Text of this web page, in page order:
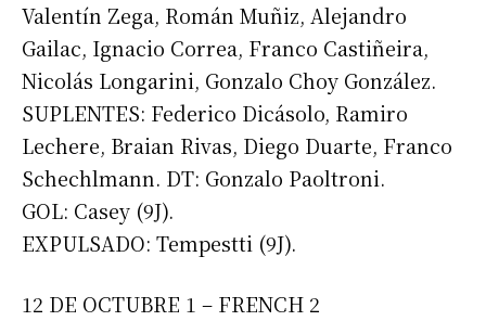
Valentín Zega, Román Muñiz, Alejandro
Gailac, Ignacio Correa, Franco Castiñeira,
Nicolás Longarini, Gonzalo Choy González.
SUPLENTES: Federico Dicásolo, Ramiro
Lechere, Braian Rivas, Diego Duarte, Franco
Schechlmann. DT: Gonzalo Paoltroni.
GOL: Casey (9J).
EXPULSADO: Tempestti (9J).
12 DE OCTUBRE 1 – FRENCH 2